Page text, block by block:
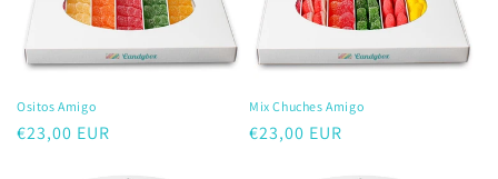
Ositos Amigo
Precio
€23,00 EUR
Mix Chuches Amigo
Precio
€23,00 EUR